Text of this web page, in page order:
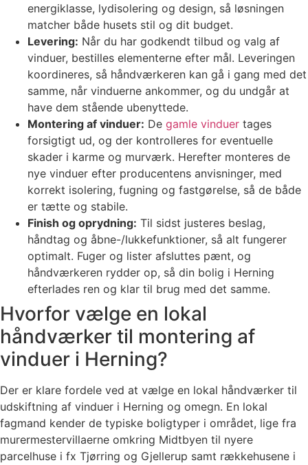
energiklasse, lydisolering og design, så løsningen
matcher både husets stil og dit budget.
Levering: Når du har godkendt tilbud og valg af
vinduer, bestilles elementerne efter mål. Leveringen
koordineres, så håndværkeren kan gå i gang med det
samme, når vinduerne ankommer, og du undgår at
have dem stående ubenyttede.
Montering af vinduer: De gamle vinduer tages
forsigtigt ud, og der kontrolleres for eventuelle
skader i karme og murværk. Herefter monteres de
nye vinduer efter producentens anvisninger, med
korrekt isolering, fugning og fastgørelse, så de både
er tætte og stabile.
Finish og oprydning: Til sidst justeres beslag,
håndtag og åbne-/lukkefunktioner, så alt fungerer
optimalt. Fuger og lister afsluttes pænt, og
håndværkeren rydder op, så din bolig i Herning
efterlades ren og klar til brug med det samme.
Hvorfor vælge en lokal
håndværker til montering af
vinduer i Herning?
Der er klare fordele ved at vælge en lokal håndværker til
udskiftning af vinduer i Herning og omegn. En lokal
fagmand kender de typiske boligtyper i området, lige fra
murermestervillaerne omkring Midtbyen til nyere
parcelhuse i fx Tjørring og Gjellerup samt rækkehusene i